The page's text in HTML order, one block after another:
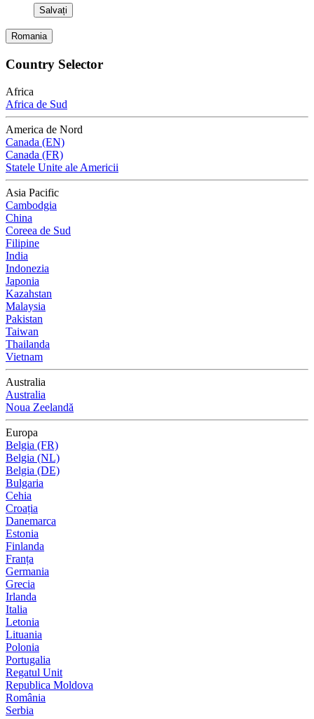
Salvați
Romania
Country Selector
Africa
Africa de Sud
America de Nord
Canada (EN)
Canada (FR)
Statele Unite ale Americii
Asia Pacific
Cambodgia
China
Coreea de Sud
Filipine
India
Indonezia
Japonia
Kazahstan
Malaysia
Pakistan
Taiwan
Thailanda
Vietnam
Australia
Australia
Noua Zeelandă
Europa
Belgia (FR)
Belgia (NL)
Belgia (DE)
Bulgaria
Cehia
Croația
Danemarca
Estonia
Finlanda
Franța
Germania
Grecia
Irlanda
Italia
Letonia
Lituania
Polonia
Portugalia
Regatul Unit
Republica Moldova
România
Serbia